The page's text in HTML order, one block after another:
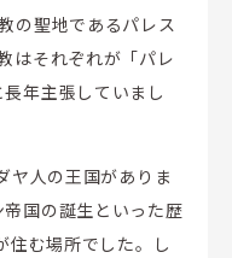
の聖地であるパレス
はそれぞれが「パレ
年主張していまし
ヤ人の王国がありま
国の誕生といった歴
住む場所でした。し